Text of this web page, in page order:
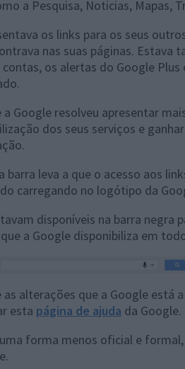
a Pesquisa, Noticias, Mapas,
os links para os seus
nas suas páginas. Estava
os alertas do Google
Google resolveu apresentar
dos seus serviços e
barra leva a que o acesso aos
carregando no logótipo da
disponíveis na barra negra
a Google disponibiliza em
as alterações que a Google está
esta página de ajuda da Google.
forma menos oficial e